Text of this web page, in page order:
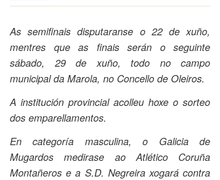
As semifinais disputaranse o 22 de xuño,
mentres que as finais serán o seguinte
sábado, 29 de xuño, todo no campo
municipal da Marola, no Concello de Oleiros.
A institución provincial acolleu hoxe o sorteo
dos emparellamentos.
En categoría masculina, o Galicia de
Mugardos medirase ao Atlético Coruña
Montañeros e a S.D. Negreira xogará contra